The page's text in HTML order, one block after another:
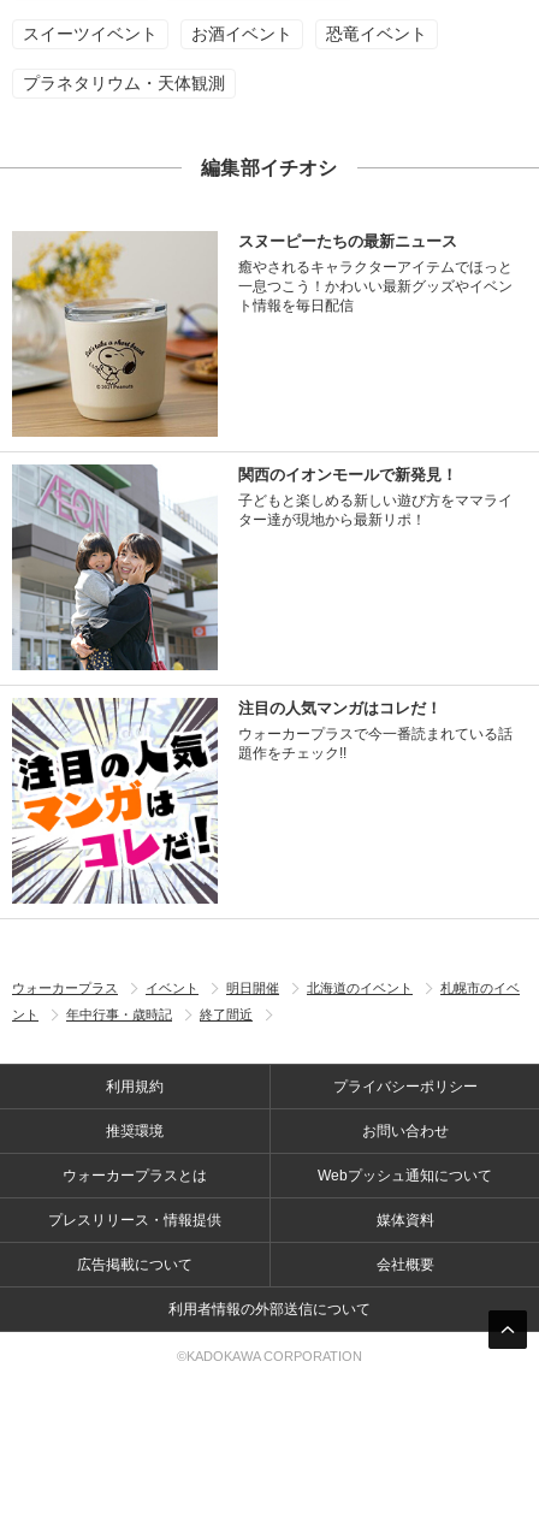
スイーツイベント お酒イベント 恐竜イベント
プラネタリウム・天体観測
編集部イチオシ
スヌーピーたちの最新ニュース
癒やされるキャラクターアイテムでほっと
一息つこう！かわいい最新グッズやイベン
ト情報を毎日配信
関西のイオンモールで新発見！
子どもと楽しめる新しい遊び方をママライ
ター達が現地から最新リポ！
注目の人気マンガはコレだ！
ウォーカープラスで今一番読まれている話
題作をチェック!!
ウォーカープラス イベント 明日開催 北海道のイベント
札幌市のイベ
ント
年中行事・歳時記 終了間近
利用規約 プライバシーポリシー
推奨環境 お問い合わせ
ウォーカープラスとは Webプッシュ通知について
プレスリリース・情報提供 媒体資料
広告掲載について 会社概要
利用者情報の外部送信について
©KADOKAWA CORPORATION